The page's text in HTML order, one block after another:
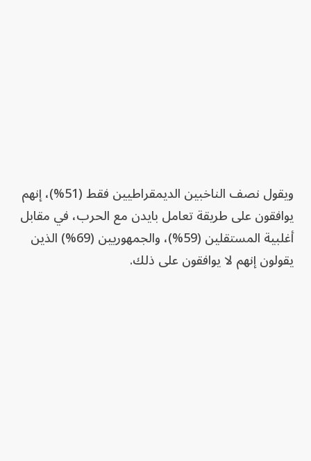
ويقول نصف الناخبين الديمقراطيين فقط (51%)، إنهم
يوافقون على طريقة تعامل بايدن مع الحرب، في مقابل
أغلبية المستقلين (59%)، والجمهوريين (69%) الذين
يقولون إنهم لا يوافقون على ذلك.